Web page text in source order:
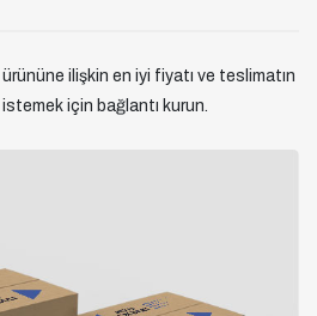
ilişkin en iyi fiyatı ve teslimatın
için bağlantı kurun.